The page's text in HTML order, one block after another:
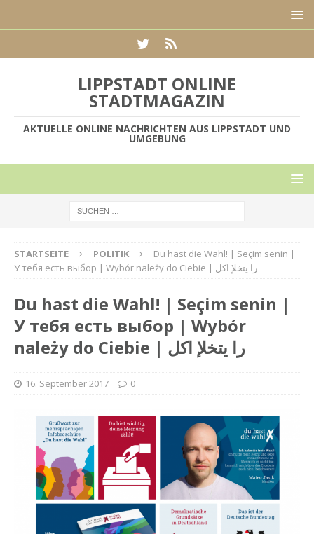
LIPPSTADT ONLINE
STADTMAGAZIN
AKTUELLE ONLINE NACHRICHTEN AUS LIPPSTADT UND
UMGEBUNG
STARTSEITE POLITIK
Du hast die Wahl! | Seçim senin |
У тебя есть выбор | Wybór należy do Ciebie | را يتخلإ اكل
Du hast die Wahl! | Seçim senin |
У тебя есть выбор | Wybór
należy do Ciebie | را يتخلإ اكل
16. September 2017 0